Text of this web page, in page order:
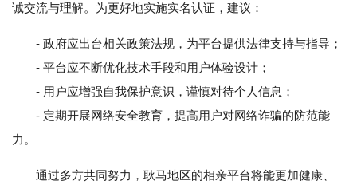
诚交流与理解。为更好地实施实名认证，建议：
- 政府应出台相关政策法规，为平台提供法律支持与指导；
- 平台应不断优化技术手段和用户体验设计；
- 用户应增强自我保护意识，谨慎对待个人信息；
- 定期开展网络安全教育，提高用户对网络诈骗的防范能
力。
通过多方共同努力，耿马地区的相亲平台将能更加健康、